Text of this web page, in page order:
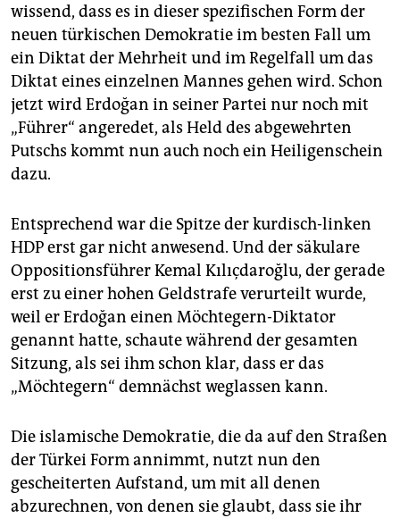
wissend, dass es in dieser spezifischen Form der
neuen türkischen Demokratie im besten Fall um
ein Diktat der Mehrheit und im Regelfall um das
Diktat eines einzelnen Mannes gehen wird. Schon
jetzt wird Erdoğan in seiner Partei nur noch mit
„Führer“ angeredet, als Held des abgewehrten
Putschs kommt nun auch noch ein Heiligenschein
dazu.
Entsprechend war die Spitze der kurdisch-linken
HDP erst gar nicht anwesend. Und der säkulare
Oppositionsführer Kemal Kılıçdaroğlu, der gerade
erst zu einer hohen Geldstrafe verurteilt wurde,
weil er Erdoğan einen Möchtegern-Diktator
genannt hatte, schaute während der gesamten
Sitzung, als sei ihm schon klar, dass er das
„Möchtegern“ demnächst weglassen kann.
Die islamische Demokratie, die da auf den Straßen
der Türkei Form annimmt, nutzt nun den
gescheiterten Aufstand, um mit all denen
abzurechnen, von denen sie glaubt, dass sie ihr